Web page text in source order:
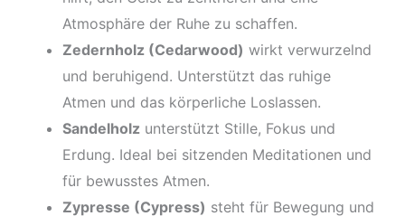
Atmosphäre der Ruhe zu schaffen.
Zedernholz (Cedarwood) wirkt verwurzelnd
und beruhigend. Unterstützt das ruhige
Atmen und das körperliche Loslassen.
Sandelholz unterstützt Stille, Fokus und
Erdung. Ideal bei sitzenden Meditationen und
für bewusstes Atmen.
Zypresse (Cypress) steht für Bewegung und